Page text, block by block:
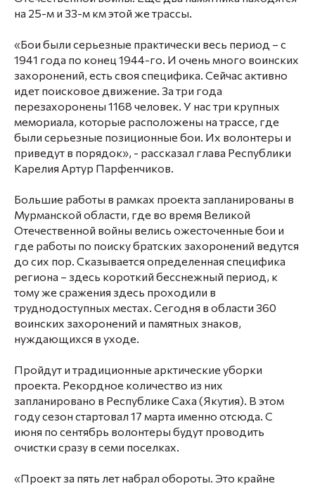
на 25-м и 33-м км этой же трассы.
«Бои были серьезные практически весь период – с
1941 года по конец 1944-го. И очень много воинских
захоронений, есть своя специфика. Сейчас активно
идет поисковое движение. За три года
перезахоронены 1168 человек. У нас три крупных
мемориала, которые расположены на трассе, где
были серьезные позиционные бои. Их волонтеры и
приведут в порядок», - рассказал глава Республики
Карелия Артур Парфенчиков.
Большие работы в рамках проекта запланированы в
Мурманской области, где во время Великой
Отечественной войны велись ожесточенные бои и
где работы по поиску братских захоронений ведутся
до сих пор. Сказывается определенная специфика
региона – здесь короткий бесснежный период, к
тому же сражения здесь проходили в
труднодоступных местах. Сегодня в области 360
воинских захоронений и памятных знаков,
нуждающихся в уходе.
Пройдут и традиционные арктические уборки
проекта. Рекордное количество из них
запланировано в Республике Саха (Якутия). В этом
году сезон стартовал 17 марта именно отсюда. С
июня по сентябрь волонтеры будут проводить
очистки сразу в семи поселках.
«Проект за пять лет набрал обороты. Это крайне